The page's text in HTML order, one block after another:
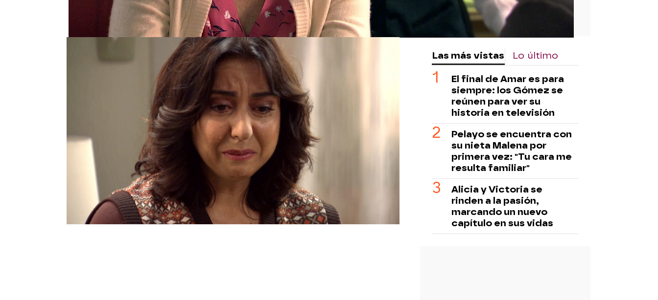
hacia la maestra. Él la quiere y está convencido de apostar
todo por su relación, pero ella no se atreve.
Penélope toma algo ella sola en el King´s cuando aparece
Ismael. Mantienen una conversación y, ante la preocupación de
él, ella le confiesa la verdad: “Santiago no está, y en realidad
nunca llegó a venir”. Es decir, que el marido de la profesora
hace mucho que no está con ella para cuidarla.
Esto anima a Ismael, que decide sentarse a tomar una bebida
con ella… ¿Es correcto lo que están haciendo? ¿Harán caso a la
razón o se dejarán llevar por el corazón?
Ismael Blanco
Las más vistas Lo último
El final de Amar es para
siempre: los Gómez se
reúnen para ver su
historia en televisión
Pelayo se encuentra con
su nieta Malena por
primera vez: "Tu cara me
resulta familiar"
Alicia y Victoria se
rinden a la pasión,
marcando un nuevo
capítulo en sus vidas